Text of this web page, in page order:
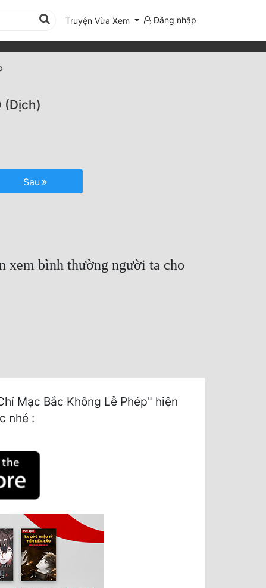
Truyện Vừa Xem Đăng nhập
(Dịch)
Sau
xem bình thường người ta cho
Mạc Bắc Không Lễ Phép" hiện
nhé :